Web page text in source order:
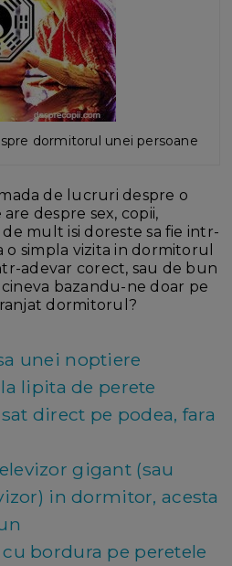
dormitorul unei persoane
de lucruri despre o
despre sex, copii,
mult isi doreste sa fie intr-
simpla vizita in dormitorul
adevar corect, sau de bun
bazandu-ne doar pe
dormitorul?
unei noptiere
lipita de perete
direct pe podea, fara
gigant (sau
in dormitor, acesta
bordura pe peretele